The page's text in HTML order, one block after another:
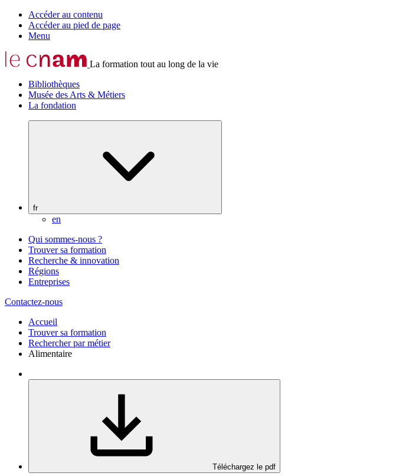
Accéder au contenu
Accéder au pied de page
Menu
La formation tout au long de la vie
Bibliothèques
Musée des Arts & Métiers
La fondation
fr
en
Qui sommes-nous ?
Trouver sa formation
Recherche & innovation
Régions
Entreprises
Contactez-nous
Accueil
Trouver sa formation
Rechercher par métier
Alimentaire
Téléchargez le pdf